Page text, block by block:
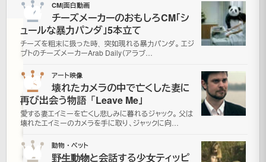
ボ
ー
ト
ま
わ
02 CM|面白動画
チーズメーカーのおもしろCM「シ
ュールな暴力パンダ」5本立て
チーズを粗末に扱った時、突如現れる暴力パンダ。 エジ
プトのチーズメーカーArab Daily（アラブ…
03 アート映像
壊れたカメラの中で亡くした妻に
再び出会う物語「Leave Me」
愛する妻エイミーを亡くし悲しみに暮れるジャック。 父は
壊れたエイミーのカメラを手に取り、ジャックに向…
04 動物・ペット
野生動物と会話する少女ティッピ